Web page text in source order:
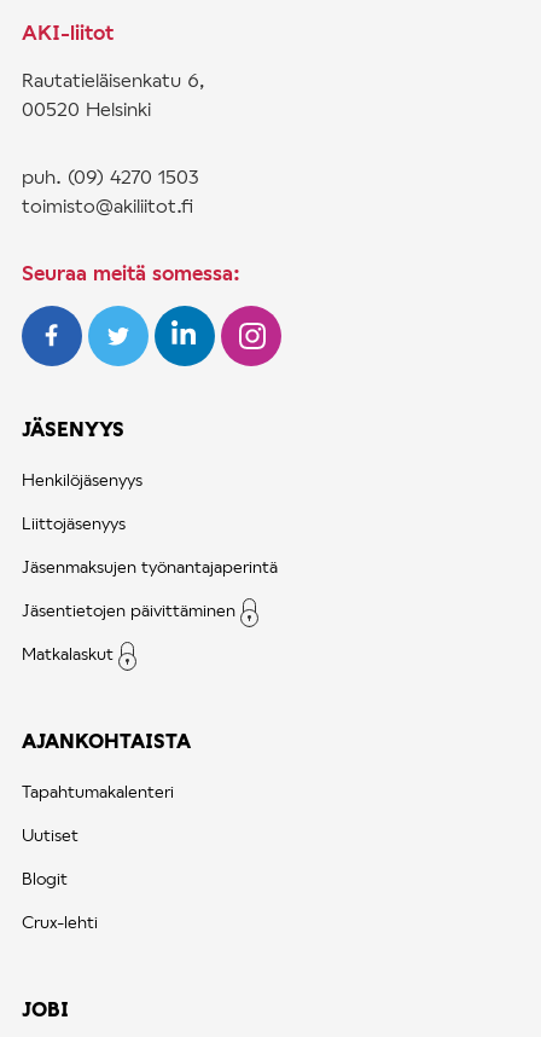
k
e
l
e
n
i
v
u
u
s
AKI-liitot
Rautatieläisenkatu 6,
00520 Helsinki
puh. (09) 4270 1503
toimisto@akiliitot.fi
Seuraa meitä somessa:
JÄSENYYS
Henkilöjäsenyys
Liittojäsenyys
Jäsenmaksujen työnantajaperintä
Jäsentietojen päivittäminen
Matkalaskut
AJANKOHTAISTA
Tapahtumakalenteri
Uutiset
Blogit
Crux-lehti
JOBI